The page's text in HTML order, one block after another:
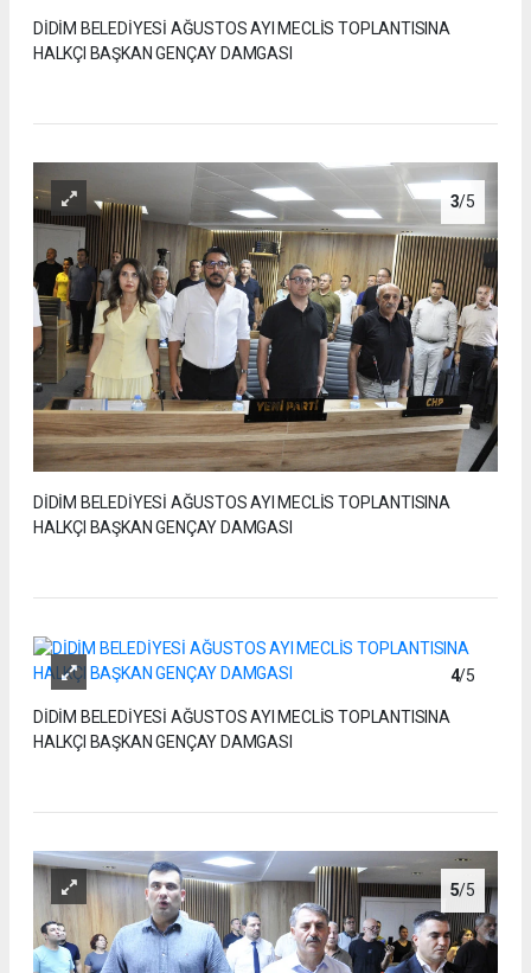
DİDİM BELEDİYESİ AĞUSTOS AYI MECLİS TOPLANTISINA
HALKÇI BAŞKAN GENÇAY DAMGASI
3/5
DİDİM BELEDİYESİ AĞUSTOS AYI MECLİS TOPLANTISINA
HALKÇI BAŞKAN GENÇAY DAMGASI
4/5
DİDİM BELEDİYESİ AĞUSTOS AYI MECLİS TOPLANTISINA
HALKÇI BAŞKAN GENÇAY DAMGASI
5/5